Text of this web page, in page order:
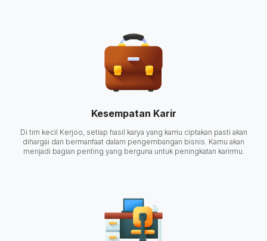
Kesempatan Karir
Di tim kecil Kerjoo, setiap hasil karya yang kamu ciptakan pasti akan
dihargai dan bermanfaat dalam pengembangan bisnis. Kamu akan
menjadi bagian penting yang berguna untuk peningkatan karirmu.